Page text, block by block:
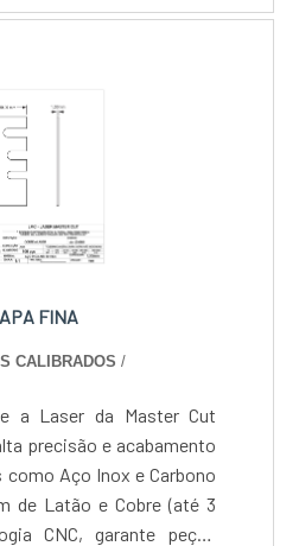
FINA
CALIBRADOS /
a Laser da Master Cut
Aço Inox e Carbono
de Latão e Cobre (até 3
CNC, garante peças